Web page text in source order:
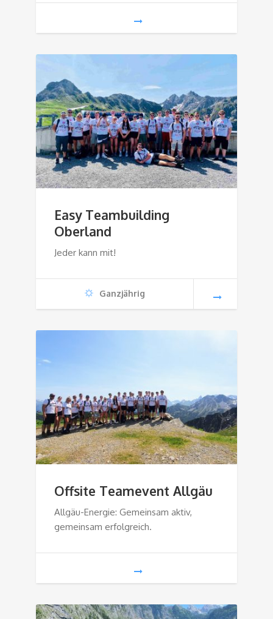
Easy Teambuilding
Oberland
Jeder kann mit!
Ganzjährig
Offsite Teamevent Allgäu
Allgäu-Energie: Gemeinsam aktiv,
gemeinsam erfolgreich.